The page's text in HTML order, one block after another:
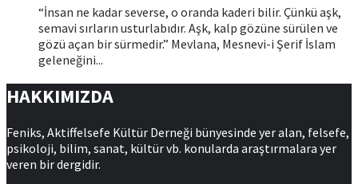
“İnsan ne kadar severse, o oranda kaderi bilir. Çünkü aşk,
semavi sırların usturlabıdır. Aşk, kalp gözüne sürülen ve
gözü açan bir sürmedir.” Mevlana, Mesnevi-i Şerif İslam
geleneğini...
HAKKIMIZDA
Feniks, Aktiffelsefe Kültür Derneği bünyesinde yer alan, felsefe,
psikoloji, bilim, sanat, kültür vb. konularda araştırmalara yer
veren bir dergidir.